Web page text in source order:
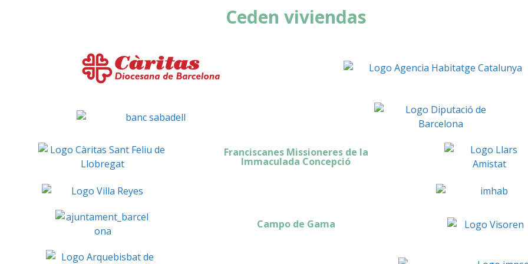
Ceden viviendas
Franciscanes Missioneres de la
Immaculada Concepció
Campo de Gama